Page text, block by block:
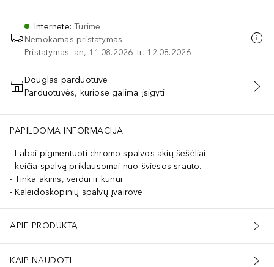
Internete:Turime
Nemokamas pristatymas
Pristatymas: an, 11.08.2026–tr, 12.08.2026
PRIDĖTI Į KREPŠELĮ
Douglas parduotuvė
Parduotuvės, kuriose galima įsigyti
PAPILDOMA INFORMACIJA
Labai pigmentuoti chromo spalvos akių šešėliai
keičia spalvą priklausomai nuo šviesos srauto.
Tinka akims, veidui ir kūnui
Kaleidoskopinių spalvų įvairovė
APIE PRODUKTĄ
KAIP NAUDOTI